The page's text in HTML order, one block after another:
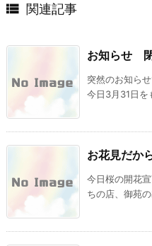
 関連記事
お知らせ 閉
突然のお知ら
今日3月31日を
お花見だか
今日桜の開花
ちの店、御苑